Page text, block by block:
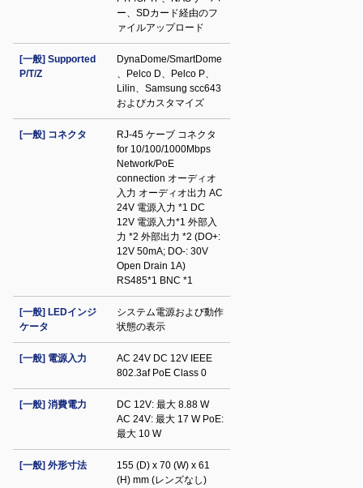
ー、SDカード経由のフ
ァイルアップロード
[一般] Supported
P/T/Z
DynaDome/SmartDome
、Pelco D、Pelco P、
Lilin、Samsung scc643
およびカスタマイズ
[一般] コネクタ
RJ-45 ケーブ コネクタ
for 10/100/1000Mbps
Network/PoE
connection オーディオ
入力 オーディオ出力 AC
24V 電源入力 *1 DC
12V 電源入力*1 外部入
力 *2 外部出力 *2 (DO+:
12V 50mA; DO-: 30V
Open Drain 1A)
RS485*1 BNC *1
[一般] LEDインジ
ケータ
システム電源および動作
状態の表示
[一般] 電源入力
AC 24V DC 12V IEEE
802.3af PoE Class 0
[一般] 消費電力
DC 12V: 最大 8.88 W
AC 24V: 最大 17 W PoE:
最大 10 W
[一般] 外形寸法
155 (D) x 70 (W) x 61
(H) mm (レンズなし)